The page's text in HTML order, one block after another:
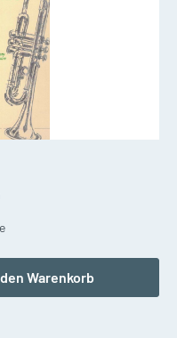
Warenkorb